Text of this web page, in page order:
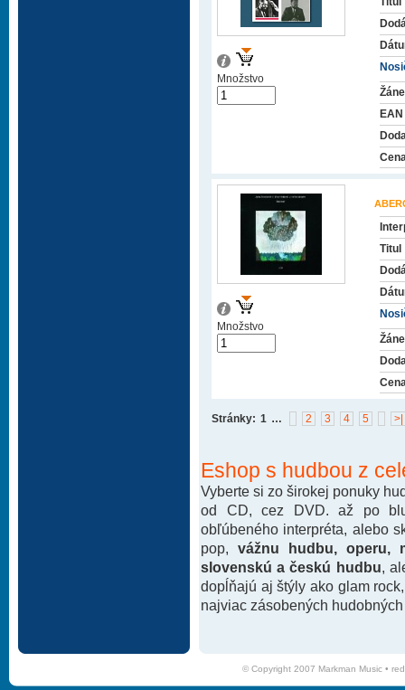
EAN
Množstvo
Titul
Množstvo
Stránky: 1 2 3 4 5
… >|
Eshop s hudbou z
Vyberte si zo širokej ponuky
od CD, cez DVD. až po
obľúbeného interpréta, alebo
pop, vážnu hudbu, operu,
slovenskú a českú hudbu ,
dopĺňajú aj štýly ako glam
najviac zásobených
© Copyright 2007 Markman Music •